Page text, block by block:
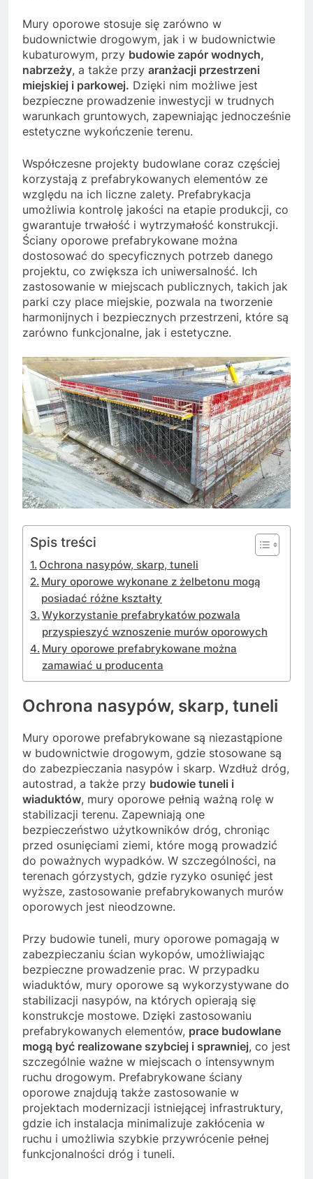
Mury oporowe stosuje się zarówno w
budownictwie drogowym, jak i w budownictwie
kubaturowym, przy budowie zapór wodnych,
nabrzeży, a także przy aranżacji przestrzeni
miejskiej i parkowej. Dzięki nim możliwe jest
bezpieczne prowadzenie inwestycji w trudnych
warunkach gruntowych, zapewniając jednocześnie
estetyczne wykończenie terenu.
Współczesne projekty budowlane coraz częściej
korzystają z prefabrykowanych elementów ze
względu na ich liczne zalety. Prefabrykacja
umożliwia kontrolę jakości na etapie produkcji, co
gwarantuje trwałość i wytrzymałość konstrukcji.
Ściany oporowe prefabrykowane można
dostosować do specyficznych potrzeb danego
projektu, co zwiększa ich uniwersalność. Ich
zastosowanie w miejscach publicznych, takich jak
parki czy place miejskie, pozwala na tworzenie
harmonijnych i bezpiecznych przestrzeni, które są
zarówno funkcjonalne, jak i estetyczne.
Spis treści
Ochrona nasypów, skarp, tuneli
Mury oporowe wykonane z żelbetonu mogą
posiadać różne kształty
Wykorzystanie prefabrykatów pozwala
przyspieszyć wznoszenie murów oporowych
Mury oporowe prefabrykowane można
zamawiać u producenta
Ochrona nasypów, skarp, tuneli
Mury oporowe prefabrykowane są niezastąpione
w budownictwie drogowym, gdzie stosowane są
do zabezpieczania nasypów i skarp. Wzdłuż dróg,
autostrad, a także przy budowie tuneli i
wiaduktów, mury oporowe pełnią ważną rolę w
stabilizacji terenu. Zapewniają one
bezpieczeństwo użytkowników dróg, chroniąc
przed osunięciami ziemi, które mogą prowadzić
do poważnych wypadków. W szczególności, na
terenach górzystych, gdzie ryzyko osunięć jest
wyższe, zastosowanie prefabrykowanych murów
oporowych jest nieodzowne.
Przy budowie tuneli, mury oporowe pomagają w
zabezpieczaniu ścian wykopów, umożliwiając
bezpieczne prowadzenie prac. W przypadku
wiaduktów, mury oporowe są wykorzystywane do
stabilizacji nasypów, na których opierają się
konstrukcje mostowe. Dzięki zastosowaniu
prefabrykowanych elementów, prace budowlane
mogą być realizowane szybciej i sprawniej, co jest
szczególnie ważne w miejscach o intensywnym
ruchu drogowym. Prefabrykowane ściany
oporowe znajdują także zastosowanie w
projektach modernizacji istniejącej infrastruktury,
gdzie ich instalacja minimalizuje zakłócenia w
ruchu i umożliwia szybkie przywrócenie pełnej
funkcjonalności dróg i tuneli.